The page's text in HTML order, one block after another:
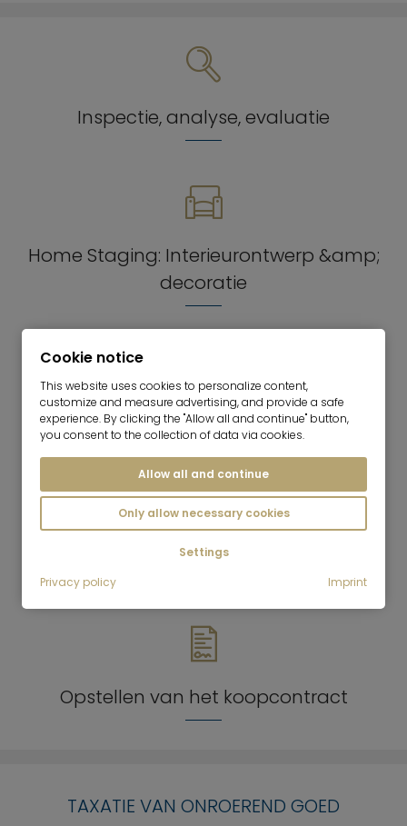
Inspectie, analyse, evaluatie
Home Staging: Interieurontwerp &amp;
decoratie
Bemiddeling tussen kopers en verkopers
Verkoopbevorderende maatregelen
Opstellen van het koopcontract
TAXATIE VAN ONROEREND GOED
Cookie notice
This website uses cookies to personalize content,
customize and measure advertising, and provide a safe
experience. By clicking the "Allow all and continue" button,
you consent to the collection of data via cookies.
Allow all and continue
Only allow necessary cookies
Settings
Privacy policy
Imprint